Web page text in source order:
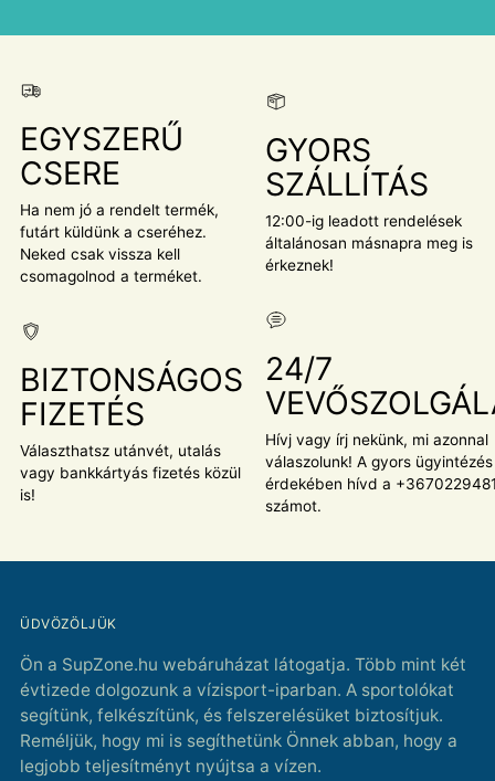
EGYSZERŰ
CSERE
Ha nem jó a rendelt termék,
futárt küldünk a cseréhez.
Neked csak vissza kell
csomagolnod a terméket.
GYORS
SZÁLLÍTÁS
12:00-ig leadott rendelések
általánosan másnapra meg is
érkeznek!
BIZTONSÁGOS
FIZETÉS
Választhatsz utánvét, utalás
vagy bankkártyás fizetés közül
is!
24/7
Hívj vagy írj nekünk, mi azonnal
válaszolunk! A gyors ügyintézés
érdekében hívd a
számot.
ÜDVÖZÖLJÜK
Ön a SupZone.hu webáruházat látogatja. Több mint két
évtizede dolgozunk a vízisport-iparban. A sportolókat
segítünk, felkészítünk, és felszerelésüket biztosítjuk.
Reméljük, hogy mi is segíthetünk Önnek abban, hogy a
legjobb teljesítményt nyújtsa a vízen.